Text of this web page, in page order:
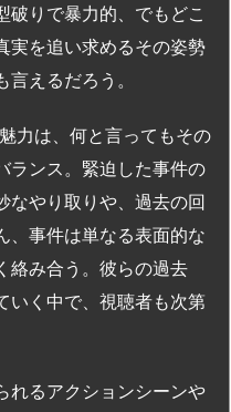
りで暴力的、でもどこ
実を追い求めるその姿勢
えるだろう。
力は、何と言ってもその
ランス。緊迫した事件の
なやり取りや、過去の回
、事件は単なる表面的な
絡み合う。彼らの過去
いく中で、視聴者も次第
れるアクションシーンや